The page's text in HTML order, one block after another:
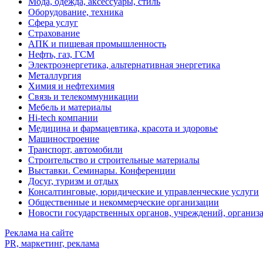
Оборудование, техника
Сфера услуг
Страхование
АПК и пищевая промышленность
Нефть, газ, ГСМ
Электроэнергетика, альтернативная энергетика
Металлургия
Химия и нефтехимия
Связь и телекоммуникации
Мебель и материалы
Hi-tech компании
Медицина и фармацевтика, красота и здоровье
Машиностроение
Транспорт, автомобили
Строительство и строительные материалы
Выставки. Семинары. Конференции
Досуг, туризм и отдых
Консалтинговые, юридические и управленческие услуги
Общественные и некоммерческие организации
Новости государственных органов, учреждений,
Реклама на сайте
PR, маркетинг, реклама